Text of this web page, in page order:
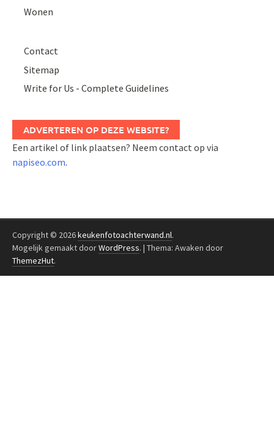
Wonen
Contact
Sitemap
Write for Us - Complete Guidelines
ADVERTEREN OP DEZE WEBSITE?
Een artikel of link plaatsen? Neem contact op via
napiseo.com.
Copyright © 2026keukenfotoachterwand.nl.
Mogelijk gemaakt doorWordPress. | Thema: Awaken door
ThemezHut.